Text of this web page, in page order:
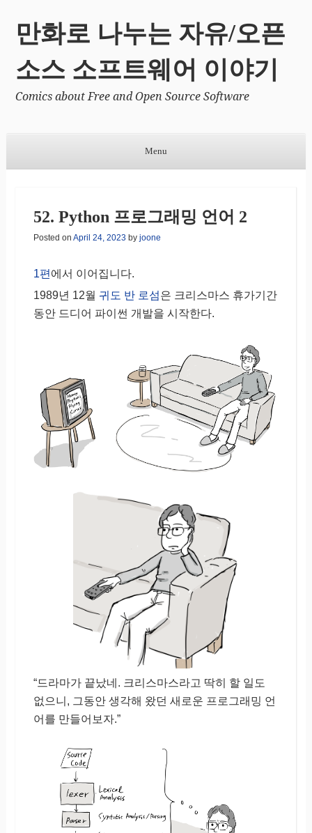
만화로 나누는 자유/오픈
소스 소프트웨어 이야기
Comics about Free and Open Source Software
Menu
52. Python 프로그래밍 언어 2
Posted on April 24, 2023 by joone
1편 에서 이어집니다.
1989년 12월 귀도 반 로섬은 크리스마스 휴가기간
동안 드디어 파이썬 개발을 시작한다.
“드라마가 끝났네. 크리스마스라고 딱히 할 일도
없으니, 그동안 생각해 왔던 새로운 프로그래밍 언
어를 만들어보자.”